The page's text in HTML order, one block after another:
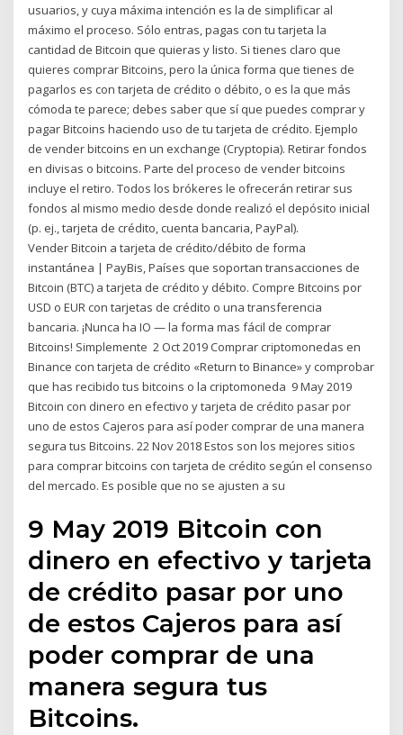
usuarios, y cuya máxima intención es la de simplificar al
máximo el proceso. Sólo entras, pagas con tu tarjeta la
cantidad de Bitcoin que quieras y listo. Si tienes claro que
quieres comprar Bitcoins, pero la única forma que tienes de
pagarlos es con tarjeta de crédito o débito, o es la que más
cómoda te parece; debes saber que sí que puedes comprar y
pagar Bitcoins haciendo uso de tu tarjeta de crédito. Ejemplo
de vender bitcoins en un exchange (Cryptopia). Retirar fondos
en divisas o bitcoins. Parte del proceso de vender bitcoins
incluye el retiro. Todos los brókeres le ofrecerán retirar sus
fondos al mismo medio desde donde realizó el depósito inicial
(p. ej., tarjeta de crédito, cuenta bancaria, PayPal).
Vender Bitcoin a tarjeta de crédito/débito de forma
instantánea | PayBis, Países que soportan transacciones de
Bitcoin (BTC) a tarjeta de crédito y débito. Compre Bitcoins por
USD o EUR con tarjetas de crédito o una transferencia
bancaria. ¡Nunca ha IO — la forma mas fácil de comprar
Bitcoins! Simplemente 2 Oct 2019 Comprar criptomonedas en
Binance con tarjeta de crédito «Return to Binance» y comprobar
que has recibido tus bitcoins o la criptomoneda 9 May 2019
Bitcoin con dinero en efectivo y tarjeta de crédito pasar por
uno de estos Cajeros para así poder comprar de una manera
segura tus Bitcoins. 22 Nov 2018 Estos son los mejores sitios
para comprar bitcoins con tarjeta de crédito según el consenso
del mercado. Es posible que no se ajusten a su
9 May 2019 Bitcoin con
dinero en efectivo y tarjeta
de crédito pasar por uno
de estos Cajeros para así
poder comprar de una
manera segura tus
Bitcoins.